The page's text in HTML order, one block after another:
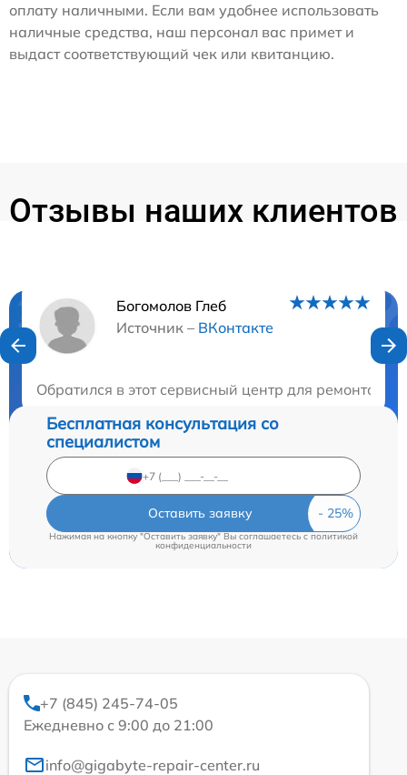
оплату наличными. Если вам удобнее использовать
наличные средства, наш персонал вас примет и
выдаст соответствующий чек или квитанцию.
Отзывы наших клиентов
Богомолов Глеб
Источник – ВКонтакте
Обратился в этот сервисный центр для ремонта
Нужна консультация?
Бесплатная консультация со
специалистом
Оставить заявку
Нажимая на кнопку "Оставить заявку" Вы соглашаетесь cполитикой
конфиденциальности
+7 (845) 245-74-05
Ежедневно с 9:00 до 21:00
info@gigabyte-repair-center.ru